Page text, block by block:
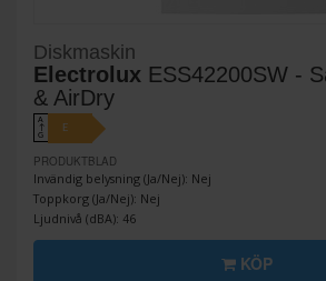
Diskmaskin
Electrolux ESS42200SW -
& AirDry
A
↑
G
E
PRODUKTBLAD
Invändig belysning (Ja/Nej): Nej
Toppkorg (Ja/Nej): Nej
Ljudnivå (dBA): 46
KÖP